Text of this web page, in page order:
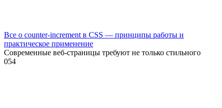
Все о counter-increment в CSS — принципы работы и
практическое применение
Современные веб-страницы требуют не только стильного
054